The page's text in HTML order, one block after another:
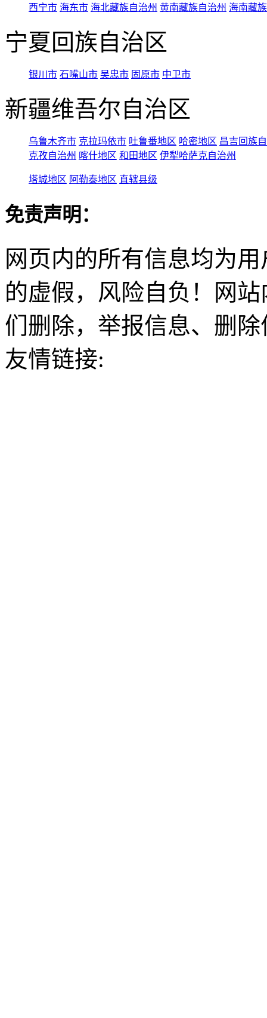
西宁市 海东市 海北藏族自治州 黄南藏族自治州 海南藏
宁夏回族自治区
银川市 石嘴山市 吴忠市 固原市 中卫市
新疆维吾尔自治区
乌鲁木齐市 克拉玛依市 吐鲁番地区 哈密地区 昌吉回族
克孜自治州 喀什地区 和田地区 伊犁哈萨克自治州
塔城地区 阿勒泰地区 直辖县级
免责声明：
网页内的所有信息均为
的虚假，风险自负！网
们删除，举报信息、删
友情链接: